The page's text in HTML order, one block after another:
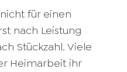
für einen
nach Leistung
Stückzahl. Viele
Heimarbeit ihr